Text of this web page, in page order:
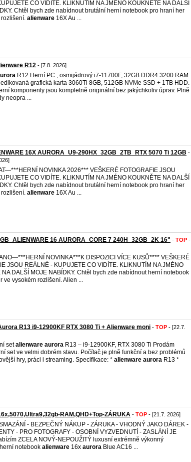
CO VIDÍTE. KLIKNUTÍM NA JMÉNO KOUKNĚTE NA DALŠÍ
Chtěl bych zde nabídnout brutální herní notebook pro hraní her
alienware 16X Au ...
R12 - [7.8. 2026]
R12 Herní PC , osmijádrový i7-11700F, 32GB DDR4 3200 RAM
grafická karta 3060Ti 8GB, 512GB NVMe SSD + 1TB HDD.
komponenty jsou kompletně originální bez jakýchkoliv úprav. Plně
neopra ...
16X AURORA_U9-290HX_32GB_2TB_RTX 5070 Ti 12GB -
***HERNÍ NOVINKA 2026*** VEŠKERÉ FOTOGRAFIE JSOU
CO VIDÍTE. KLIKNUTÍM NA JMÉNO KOUKNĚTE NA DALŠÍ
Chtěl bych zde nabídnout brutální herní notebook pro hraní her
alienware 16X Au ...
16 AURORA_CORE 7 240H_32GB_2K 16" - TOP -
***HERNÍ NOVINKA***K DISPOZICI VÍCE KUSŮ**** VEŠKERÉ
JSOU REÁLNÉ - KUPUJETE CO VIDÍTE. KLIKNUTÍM NA JMÉNO
NA DALŠÍ MOJE NABÍDKY. Chtěl bych zde nabídnout herní notebook
ve vysokém rozlišení. Alien ...
R13 i9-12900KF RTX 3080 Ti + Alienware moni - TOP - [22.7.
setalienware aurora R13 – i9-12900KF, RTX 3080 Ti Prodám
set ve velmi dobrém stavu. Počítač je plně funkční a bez problémů
hry, práci i streaming. Specifikace: * alienware aurora R13 *
RAM,QHD+Top-ZÁRUKA - TOP - [21.7. 2026]
- BEZPEČNÝ NÁKUP - ZÁRUKA - VHODNÝ JAKO DÁREK -
- PRO FOTOGRAFY - OSOBNÍ VYZVEDNUTÍ - ZASLÁNÍ JE
ZCELA NOVÝ-NEPOUŽITÝ luxusní extrémně výkonný
notebook alienware 16x aurora Blue AC16 ...